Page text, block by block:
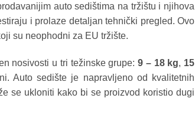
auto sedištima na tržištu i njihova
i prolaze detaljan tehnički pregled. Ovo
su neophodni za EU tržište.
nosivosti u tri težinske grupe: 9 – 18 kg, 15
Auto sedište je napravljeno od kvalitetnih
se ukloniti kako bi se proizvod koristio dugi